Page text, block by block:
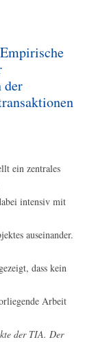
der
ein zentrales
intensiv mit
auseinander.
dass kein
Arbeit
der TIA. Der